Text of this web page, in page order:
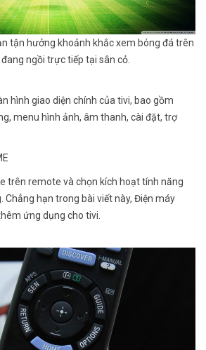
tận hưởng khoảnh khắc xem bóng đá trên
ngồi trực tiếp tại sân cỏ.
hình giao diện chính của tivi, bao gồm
menu hình ảnh, âm thanh, cài đặt, trợ
trên remote và chọn kích hoạt tính năng
Chẳng hạn trong bài viết này, Điện máy
ứng dụng cho tivi.